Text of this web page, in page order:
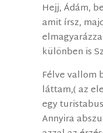
Hejj, Ádám,
amit írsz,
különben is
Félve vallom
láttam,( az
egy
Annyira